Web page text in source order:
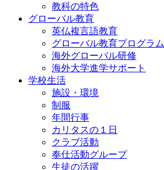
教科の特色
グローバル教育
英仏複言語教育
グローバル教育プログラム
海外グローバル研修
海外大学進学サポート
学校生活
施設・環境
制服
年間行事
カリタスの１日
クラブ活動
奉仕活動グループ
生徒の活躍